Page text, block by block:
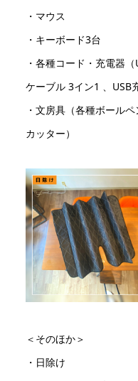
・マウス
・キーボード3台
・各種コード・充電器
ケーブル 3イン1 、USB
・文房具（各種ボール
カッター）
＜そのほか＞
・日除け